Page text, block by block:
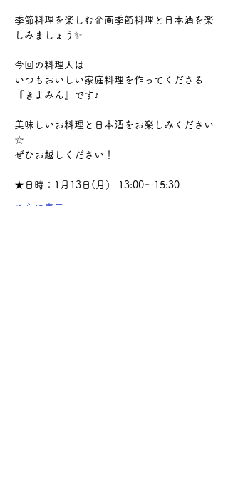
季節料理を楽しむ企画季節料理と日本酒を楽
しみましょう✨
今回の料理人は
いつもおいしい家庭料理を作ってくださる
『きよみん』です♪
美味しいお料理と日本酒をお楽しみください
☆
ぜひお越しください！
★日時：1月13日(月） 13:00～15:30
さらに表示